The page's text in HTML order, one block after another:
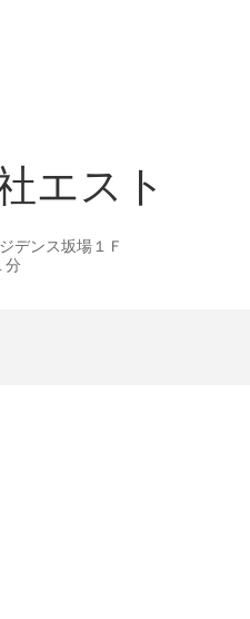
エスト
デンス坂場１Ｆ
分